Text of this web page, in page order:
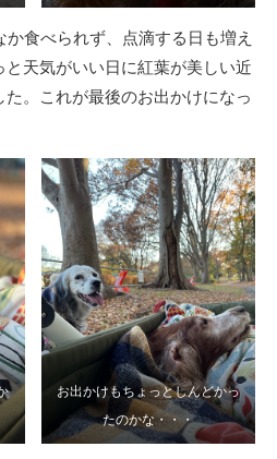
食べられず、点滴する日も増え
天気がいい日に紅葉が美しい近
た。これが最後のお出かけになっ
お出かけもちょっとしんどかっ
たのかな・・・